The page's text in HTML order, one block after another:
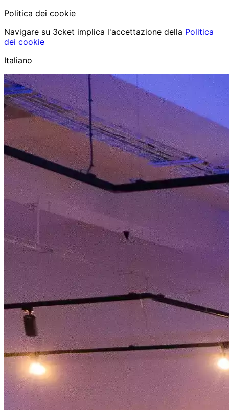
Politica dei cookie
Navigare su 3cket implica l'accettazione della Politica
dei cookie
Italiano